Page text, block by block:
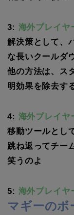
3: 海外プレイヤ
解決策として、
な長いクールダ
他の方法は、ス
明効果を除去す
4: 海外プレイヤ
移動ツールとし
跳ね返ってチー
笑うのよ
5: 海外プレイヤ
マギーのボ